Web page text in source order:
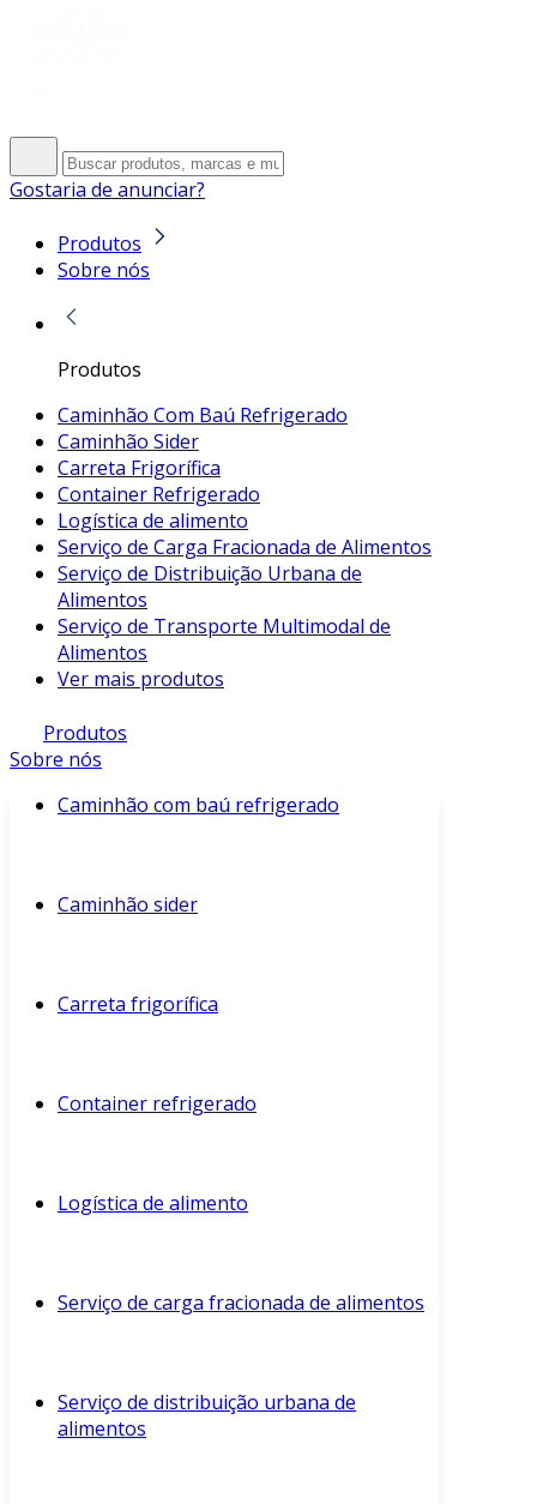
Gostaria de anunciar?
Produtos
Sobre nós
Produtos
Caminhão Com Baú Refrigerado
Caminhão Sider
Carreta Frigorífica
Container Refrigerado
Logística de alimento
Serviço de Carga Fracionada de Alimentos
Serviço de Distribuição Urbana de
Alimentos
Serviço de Transporte Multimodal de
Alimentos
Ver mais produtos
Produtos
Sobre nós
Caminhão com baú refrigerado
Caminhão sider
Carreta frigorífica
Container refrigerado
Logística de alimento
Serviço de carga fracionada de alimentos
Serviço de distribuição urbana de
alimentos